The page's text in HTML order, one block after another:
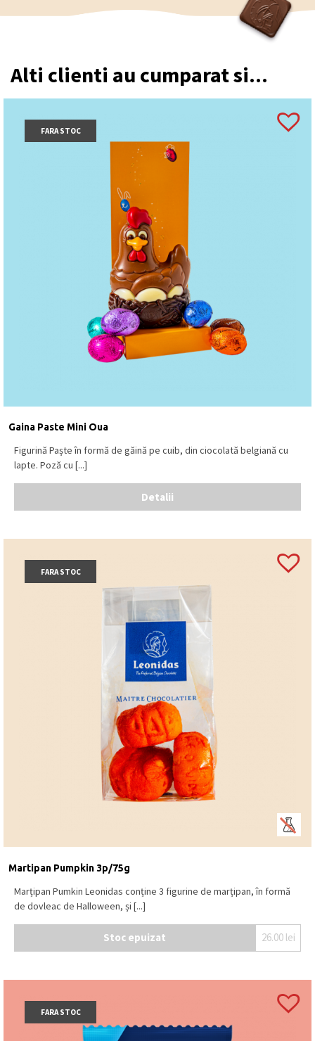
Alti clienti au cumparat si...
FARA STOC
Gaina Paste Mini Oua
Figurină Paște în formă de găină pe cuib, din ciocolată belgiană cu
lapte. Poză cu [...]
Detalii
FARA STOC
Martipan Pumpkin 3p/75g
Marțipan Pumkin Leonidas conține 3 figurine de marțipan, în formă
de dovleac de Halloween, și [...]
Stoc epuizat 26.00 lei
FARA STOC